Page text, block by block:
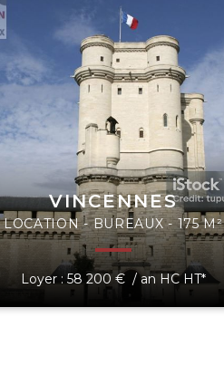
VINCENNES
LOCATION - BUREAUX - 175 M²
Loyer : 58 200 € / an HC HT*